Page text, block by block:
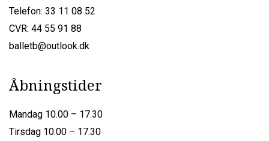
Telefon: 33 11 08 52
CVR: 44 55 91 88
balletb@outlook.dk
Åbningstider
Mandag 10.00 – 17.30
Tirsdag 10.00 – 17.30